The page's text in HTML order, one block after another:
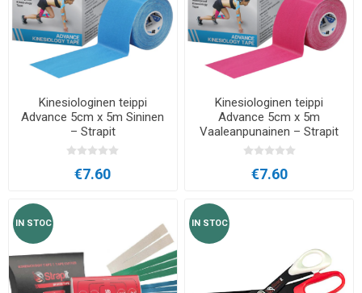
Kinesiologinen teippi
Advance 5cm x 5m Sininen
– Strapit
€7.60
Kinesiologinen teippi
Advance 5cm x 5m
Vaaleanpunainen – Strapit
€7.60
IN STOC IN STOC